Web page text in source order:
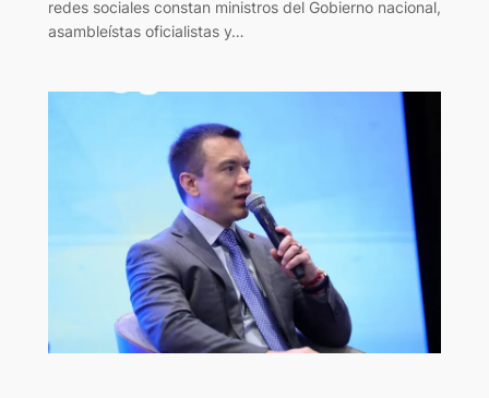
redes sociales constan ministros del Gobierno nacional,
asambleístas oficialistas y…